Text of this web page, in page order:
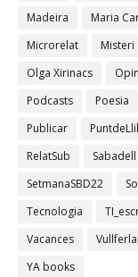
Madeira
Maria
Microrelat
Misteri
Olga Xirinacs
Podcasts
Poesia
Publicar
RelatSub
Sabadell
SetmanaSBD22
Tecnologia
Vacances
YA books